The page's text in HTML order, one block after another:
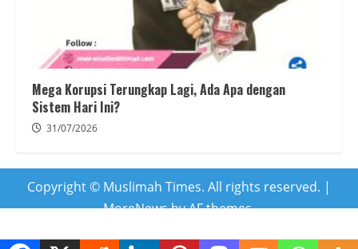
Mega Korupsi Terungkap Lagi, Ada Apa dengan
Sistem Hari Ini?
31/07/2026
Copyright © Muslimah Times. All rights reserved. |
MoreNewsby AF themes.